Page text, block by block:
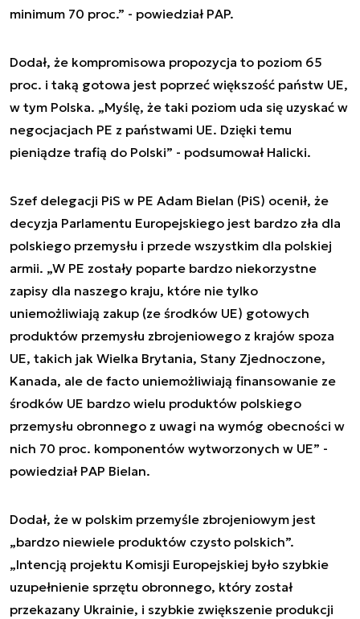
minimum 70 proc.” - powiedział PAP.
Dodał, że kompromisowa propozycja to poziom 65
proc. i taką gotowa jest poprzeć większość państw UE,
w tym Polska. „Myślę, że taki poziom uda się uzyskać w
negocjacjach PE z państwami UE. Dzięki temu
pieniądze trafią do Polski” - podsumował Halicki.
Szef delegacji PiS w PE Adam Bielan (PiS) ocenił, że
decyzja Parlamentu Europejskiego jest bardzo zła dla
polskiego przemysłu i przede wszystkim dla polskiej
armii. „W PE zostały poparte bardzo niekorzystne
zapisy dla naszego kraju, które nie tylko
uniemożliwiają zakup (ze środków UE) gotowych
produktów przemysłu zbrojeniowego z krajów spoza
UE, takich jak Wielka Brytania, Stany Zjednoczone,
Kanada, ale de facto uniemożliwiają finansowanie ze
środków UE bardzo wielu produktów polskiego
przemysłu obronnego z uwagi na wymóg obecności w
nich 70 proc. komponentów wytworzonych w UE” -
powiedział PAP Bielan.
Dodał, że w polskim przemyśle zbrojeniowym jest
„bardzo niewiele produktów czysto polskich”.
„Intencją projektu Komisji Europejskiej było szybkie
uzupełnienie sprzętu obronnego, który został
przekazany Ukrainie, i szybkie zwiększenie produkcji